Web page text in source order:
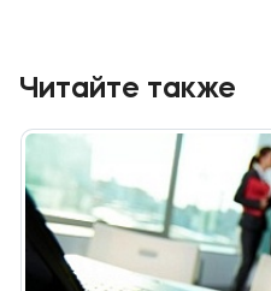
Читайте также